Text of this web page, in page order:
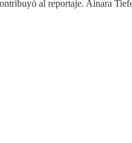
al reportaje. Ainara